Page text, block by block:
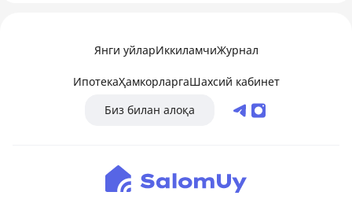
Янги уйларИккиламчиЖурнал
ИпотекаҲамкорларгаШахсий кабинет
Биз билан алоқа